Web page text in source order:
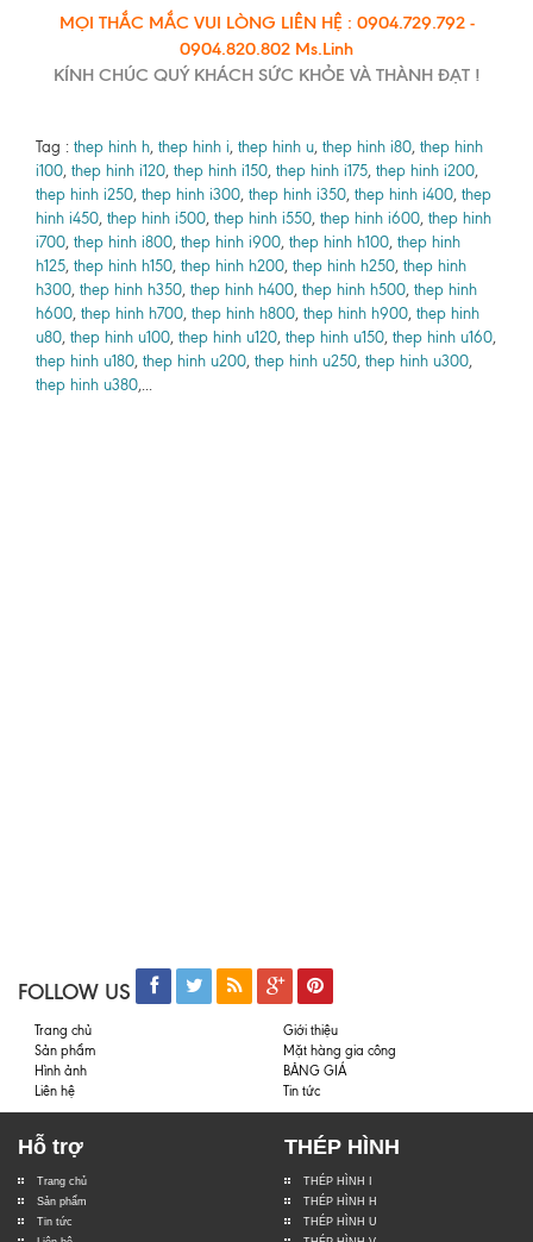
MỌI THẮC MẮC VUI LÒNG LIÊN HỆ : 0904.729.792 -
0904.820.802 Ms.Linh
KÍNH CHÚC QUÝ KHÁCH SỨC KHỎE VÀ THÀNH ĐẠT !
Tag : thep hinh h, thep hinh i, thep hinh u, thep hinh i80, thep hinh
i100, thep hinh i120, thep hinh i150, thep hinh i175, thep hinh i200,
thep hinh i250, thep hinh i300, thep hinh i350, thep hinh i400, thep
hinh i450, thep hinh i500, thep hinh i550, thep hinh i600, thep hinh
i700, thep hinh i800, thep hinh i900, thep hinh h100, thep hinh
h125, thep hinh h150, thep hinh h200, thep hinh h250, thep hinh
h300, thep hinh h350, thep hinh h400, thep hinh h500, thep hinh
h600, thep hinh h700, thep hinh h800, thep hinh h900, thep hinh
u80, thep hinh u100, thep hinh u120, thep hinh u150, thep hinh u160,
thep hinh u180, thep hinh u200, thep hinh u250, thep hinh u300,
thep hinh u380,...
FOLLOW US
Trang chủ
Giới thiệu
Sản phẩm
Mặt hàng gia công
Hình ảnh
BẢNG GIÁ
Liên hệ
Tin tức
Hỗ trợ
Trang chủ
Sản phẩm
Tin tức
THÉP HÌNH
THÉP HÌNH I
THÉP HÌNH H
THÉP HÌNH U